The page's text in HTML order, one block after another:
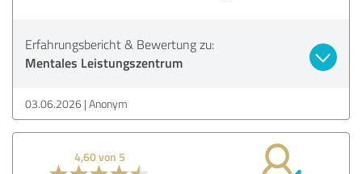
Erfahrungsbericht & Bewertung zu:
Mentales Leistungszentrum
03.06.2026 Anonym
4,60 von 5